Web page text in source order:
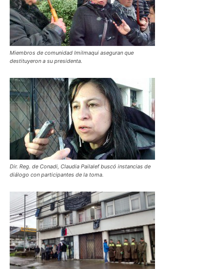
Miembros de comunidad Imilmaqui aseguran que
destituyeron a su presidenta.
Dir. Reg. de Conadi, Claudia Pailalef buscó instancias de
diálogo con participantes de la toma.